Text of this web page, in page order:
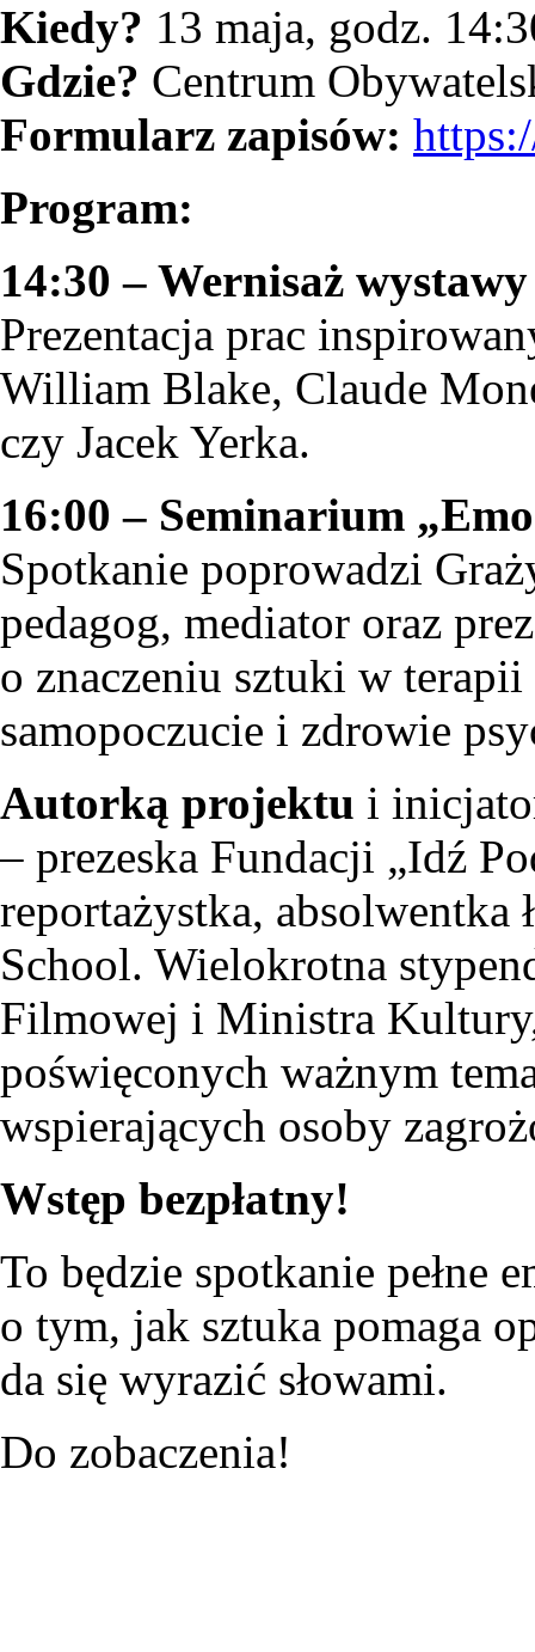
Kiedy? 13 maja, godz.
Gdzie? Centrum
Formularz zapisów:
Program:
14:30 – Wernisaż
Prezentacja prac
William Blake, Claude
czy Jacek Yerka.
16:00 – Seminarium
Spotkanie poprowadzi
pedagog, mediator oraz
o znaczeniu sztuki w
samopoczucie i zdrowie
Autorką projektu i
– prezeska Fundacji „Idź
reportażystka, absolwentka
School. Wielokrotna
Filmowej i Ministra
poświęconych ważnym
wspierających osoby
Wstęp bezpłatny!
To będzie spotkanie pełne
o tym, jak sztuka pomaga
da się wyrazić słowami.
Do zobaczenia!